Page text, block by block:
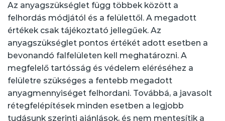
Az anyagszükséglet függ többek között a
felhordás módjától és a felülettől. A megadott
értékek csak tájékoztató jellegűek. Az
anyagszükséglet pontos értékét adott esetben a
bevonandó falfelületen kell meghatározni. A
megfelelő tartósság és védelem eléréséhez a
felületre szükséges a fentebb megadott
anyagmennyiséget felhordani. Továbbá, a javasolt
rétegfelépítések minden esetben a legjobb
tudásunk szerinti ajánlások, és nem mentesítik a